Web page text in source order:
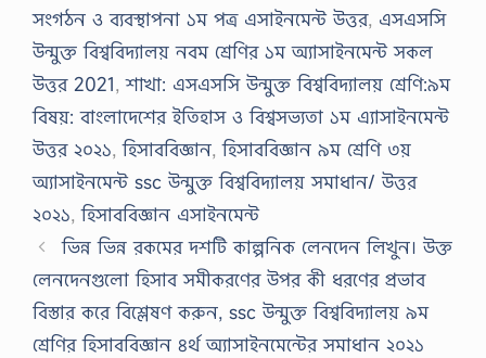
সংগঠন ও ব্যবস্থাপনা ১ম পত্র এসাইনমেন্ট উত্তর, এসএসসি
উন্মুক্ত বিশ্ববিদ্যালয় নবম শ্রেণির ১ম অ্যাসাইনমেন্ট সকল
উত্তর 2021,শাখা: এসএসসি উন্মুক্ত বিশ্ববিদ্যালয় শ্রেণি:৯ম
বিষয়: বাংলাদেশের ইতিহাস ও বিশ্বসভ্যতা ১ম এ্যাসাইনমেন্ট
উত্তর ২০২১,হিসাববিজ্ঞান,হিসাববিজ্ঞান ৯ম শ্রেণি ৩য়
অ্যাসাইনমেন্ট ssc উন্মুক্ত বিশ্ববিদ্যালয় সমাধান/ উত্তর
২০২১,হিসাববিজ্ঞান এসাইনমেন্ট
ভিন্ন ভিন্ন রকমের দশটি কাল্পনিক লেনদেন লিখুন। উক্ত
লেনদেনগুলো হিসাব সমীকরণের উপর কী ধরণের প্রভাব
বিস্তার করে বিশ্লেষণ করুন, ssc উন্মুক্ত বিশ্ববিদ্যালয় ৯ম
শ্রেণির হিসাববিজ্ঞান ৪র্থ অ্যাসাইনমেন্টের সমাধান ২০২১